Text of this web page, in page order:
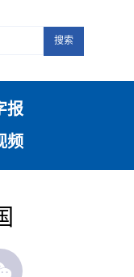
搜索
报
频